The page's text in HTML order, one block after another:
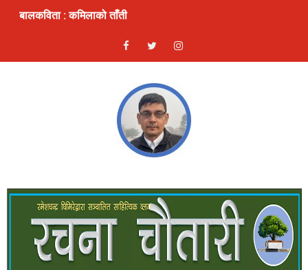
बालकविता : कमिलाको ताँती
लघुकथाः कुकुरदेखि सावधान
देखावटी माया : लघुकथा
लघुकथाः चैनको जिन्दगी